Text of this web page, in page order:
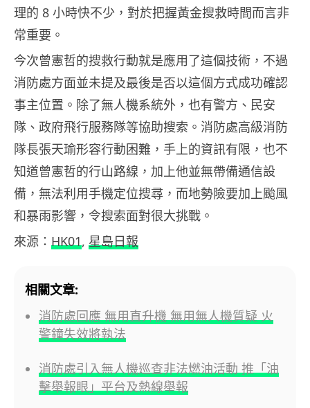
理的 8 小時快不少，對於把握黃金搜救時間而言非
常重要。
今次曾憲哲的搜救行動就是應用了這個技術，不過
消防處方面並未提及最後是否以這個方式成功確認
事主位置。除了無人機系統外，也有警方、民安
隊、政府飛行服務隊等協助搜索。消防處高級消防
隊長張天瑜形容行動困難，手上的資訊有限，也不
知道曾憲哲的行山路線，加上他並無帶備通信設
備，無法利用手機定位搜尋，而地勢險要加上颱風
和暴雨影響，令搜索面對很大挑戰。
來源： HK01, 星島日報
相關文章:
消防處回應 無用直升機 無用無人機質疑 火
警鐘失效將執法
消防處引入無人機巡查非法燃油活動 推「油
擊舉報眼」平台及熱線舉報